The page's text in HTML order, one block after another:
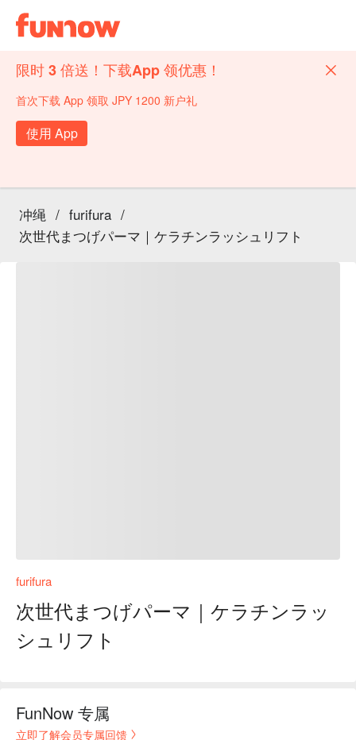
限时 3 倍送！下载App 领优惠！
首次下载 App 领取 JPY 1200 新户礼
使用 App
冲绳 / furifura /
次世代まつげパーマ｜ケラチンラッシュリフト
furifura
次世代まつげパーマ｜ケラチンラッ
シュリフト
FunNow 专属
立即了解会员专属回馈